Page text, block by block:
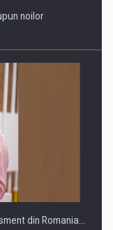
noilor
din Romania…